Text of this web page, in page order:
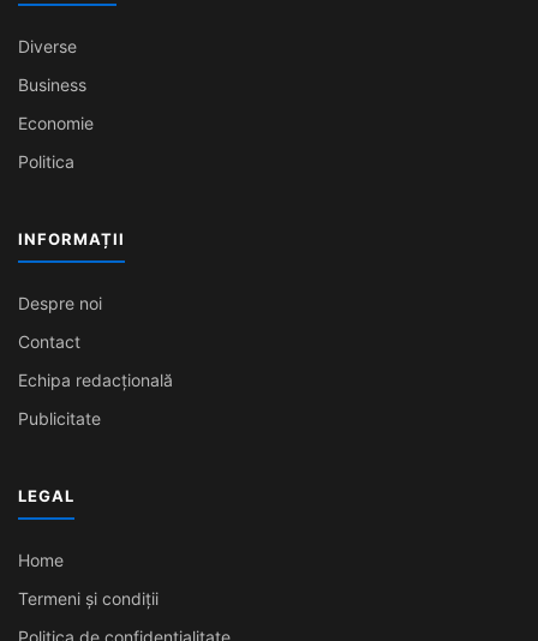
Diverse
Business
Economie
Politica
INFORMAȚII
Despre noi
Contact
Echipa redacțională
Publicitate
LEGAL
Home
Termeni și condiții
Politica de confidențialitate